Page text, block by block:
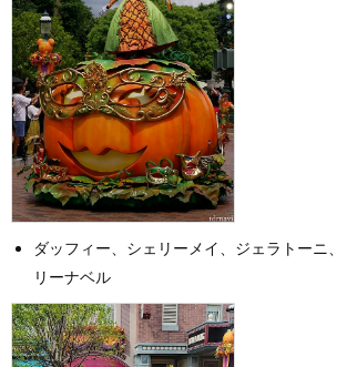
ダッフィー、シェリーメイ、ジェラトーニ、
リーナベル